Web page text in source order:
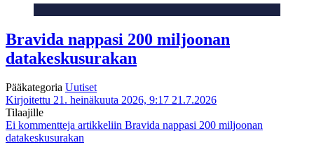
Bravida nappasi 200 miljoonan
datakeskusurakan
Pääkategoria Uutiset
Kirjoitettu 21. heinäkuuta 2026, 9:17 21.7.2026
Tilaajille
Ei kommentteja artikkeliin Bravida nappasi 200 miljoonan
datakeskusurakan